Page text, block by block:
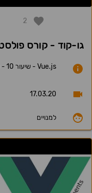
2
גו-קוד - קורס
Vue.js - שיעור 10 - ספריית Element UI, Vuetify
17.03.20
למנויים